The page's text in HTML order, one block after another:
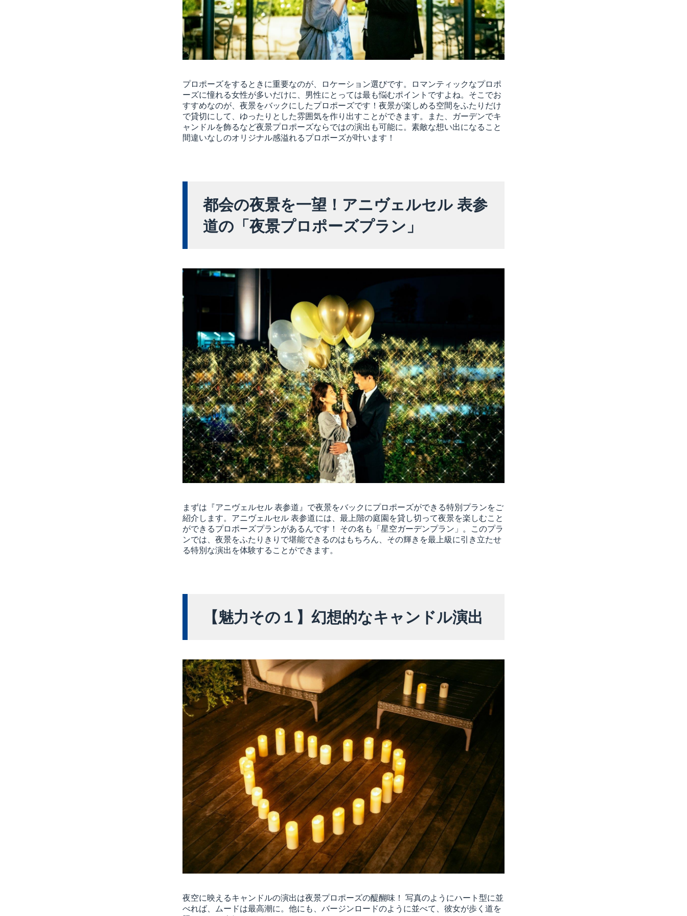
プロポーズをするときに重要なのが、ロケーション選びです。ロマンティックなプロポ
ーズに憧れる女性が多いだけに、男性にとっては最も悩むポイントですよね。そこでお
すすめなのが、夜景をバックにしたプロポーズです！夜景が楽しめる空間をふたりだけ
で貸切にして、ゆったりとした雰囲気を作り出すことができます。また、ガーデンでキ
ャンドルを飾るなど夜景プロポーズならではの演出も可能に。素敵な想い出になること
間違いなしのオリジナル感溢れるプロポーズが叶います！
都会の夜景を一望！アニヴェルセル 表参
道の「夜景プロポーズプラン」
まずは『アニヴェルセル 表参道』で夜景をバックにプロポーズができる特別プランをご
紹介します。アニヴェルセル 表参道には、最上階の庭園を貸し切って夜景を楽しむこと
ができるプロポーズプランがあるんです！ その名も「星空ガーデンプラン」。このプラ
ンでは、夜景をふたりきりで堪能できるのはもちろん、その輝きを最上級に引き立たせ
る特別な演出を体験することができます。
【魅力その１】幻想的なキャンドル演出
夜空に映えるキャンドルの演出は夜景プロポーズの醍醐味！ 写真のようにハート型に並
べれば、ムードは最高潮に。他にも、バージンロードのように並べて、彼女が歩く道を